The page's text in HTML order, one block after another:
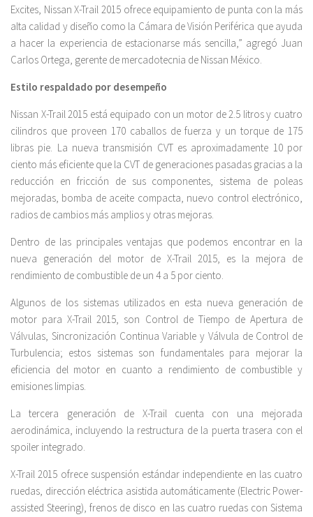
Excites, Nissan X-Trail 2015 ofrece equipamiento de punta con la más
alta calidad y diseño como la Cámara de Visión Periférica que ayuda
a hacer la experiencia de estacionarse más sencilla,” agregó Juan
Carlos Ortega, gerente de mercadotecnia de Nissan México.
Estilo respaldado por desempeño
Nissan X-Trail 2015 está equipado con un motor de 2.5 litros y cuatro
cilindros que proveen 170 caballos de fuerza y un torque de 175
libras pie. La nueva transmisión CVT es aproximadamente 10 por
ciento más eficiente que la CVT de generaciones pasadas gracias a la
reducción en fricción de sus componentes, sistema de poleas
mejoradas, bomba de aceite compacta, nuevo control electrónico,
radios de cambios más amplios y otras mejoras.
Dentro de las principales ventajas que podemos encontrar en la
nueva generación del motor de X-Trail 2015, es la mejora de
rendimiento de combustible de un 4 a 5 por ciento.
Algunos de los sistemas utilizados en esta nueva generación de
motor para X-Trail 2015, son Control de Tiempo de Apertura de
Válvulas, Sincronización Continua Variable y Válvula de Control de
Turbulencia; estos sistemas son fundamentales para mejorar la
eficiencia del motor en cuanto a rendimiento de combustible y
emisiones limpias.
La tercera generación de X-Trail cuenta con una mejorada
aerodinámica, incluyendo la restructura de la puerta trasera con el
spoiler integrado.
X-Trail 2015 ofrece suspensión estándar independiente en las cuatro
ruedas, dirección eléctrica asistida automáticamente (Electric Power-
assisted Steering), frenos de disco en las cuatro ruedas con Sistema